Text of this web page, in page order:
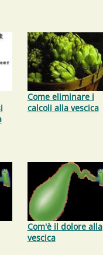
Come eliminare i
calcoli alla vescica
Com'è il dolore alla
vescica